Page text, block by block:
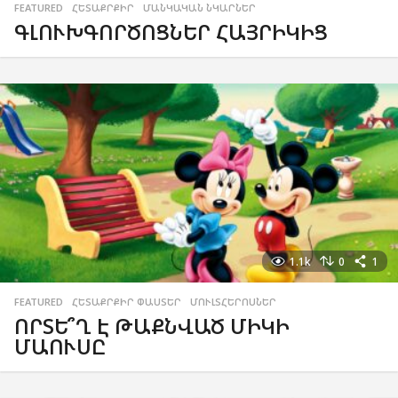
FEATURED ,ՀԵՏԱՔՐՔԻՐ ,ՄԱՆԿԱԿԱՆ ՆԿԱՐՆԵՐ
ԳԼՈՒԽԳՈՐԾՈՑՆԵՐ ՀԱՅՐԻԿԻՑ
1.1k 0 1
FEATURED ,ՀԵՏԱՔՐՔԻՐ ՓԱՍՏԵՐ ,ՄՈՒԼՏՀԵՐՈՍՆԵՐ
ՈՐՏԵ՞Ղ Է ԹԱՔՆՎԱԾ ՄԻԿԻ
ՄԱՈՒՍԸ